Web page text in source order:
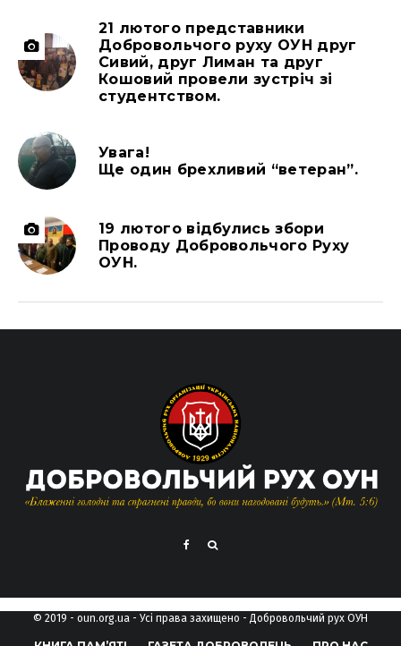
21 лютого представники
Добровольчого руху ОУН друг
Сивий, друг Лиман та друг
Кошовий провели зустріч зі
студентством.
Увага!
Ще один брехливий “ветеран”.
19 лютого відбулись збори
Проводу Добровольчого Руху
ОУН.
© 2019 - oun.org.ua - Усі права захищено - Добровольчий рух ОУН